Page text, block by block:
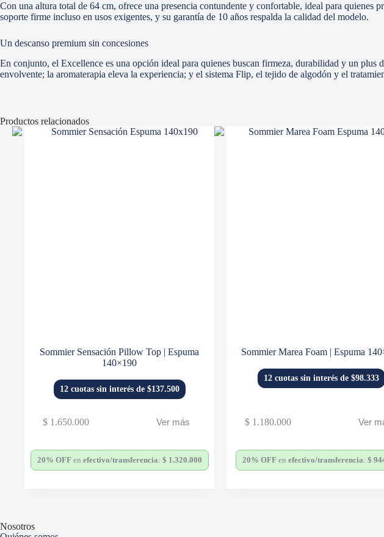
Con una altura total de 64 cm, ofrece una presencia contundente y confortable, ideal para quienes
soporte firme incluso en usos exigentes, y su garantía de 10 años respalda la calidad del modelo.
Un descanso premium sin concesiones
En conjunto, el Excellence es una opción ideal para quienes buscan firmeza, durabilidad y un
envolvente; la aromaterapia eleva la experiencia; y el sistema Flip, el tejido de algodón y el
Productos relacionados
Sommier Sensación Pillow Top | Espuma
140×190
12 cuotas sin interés de $137.500
$1.650.000 Ver más
20% OFFen efectivo/transferencia: $ 1.320.000
Sommier Marea Foam | Espuma
12 cuotas sin interés de $98.333
$1.180.000 Ver
20% OFFen efectivo/transferencia: $
Nosotros